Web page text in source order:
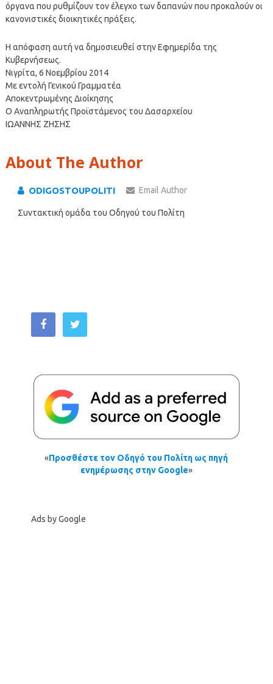
όργανα που ρυθμίζουν τον έλεγχο των δαπανών που προκαλούν οι
κανονιστικές διοικητικές πράξεις.
Η απόφαση αυτή να δημοσιευθεί στην Εφημερίδα της
Κυβερνήσεως.
Νιγρίτα, 6 Νοεμβρίου 2014
Με εντολή Γενικού Γραμματέα
Αποκεντρωμένης Διοίκησης
Ο Αναπληρωτής Προϊστάμενος του Δασαρχείου
ΙΩΑΝΝΗΣ ΖΗΣΗΣ
About The Author
ODIGOSTOUPOLITI Email Author
Συντακτική ομάδα του Οδηγού του Πολίτη
«Προσθέστε τον Οδηγό του Πολίτη ως πηγή
ενημέρωσης στην Google»
Ads by Google